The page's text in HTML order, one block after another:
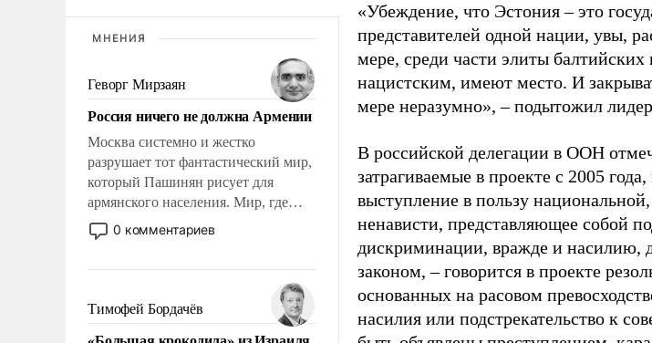
МНЕНИЯ
Геворг Мирзаян
Россия ничего не должна Армении
Москва системно и жестко
разрушает тот фантастический мир,
который Пашинян рисует для
армянского населения. Мир, где
этому населению все должны
просто по определению, где его
беспрекословно оплачиваться за
счет российских
налогоплательщиков, и где за свои
0 комментариев
Тимофей Бордачёв
«Убеждение, что Эстония–это
представителей одной нации, увы,
мере, среди части элиты балтийских
нацистским, имеют место. И
мере неразумно»,–подытожил
В российской делегации в ООН
затрагиваемые в проекте с 2005
выступление в пользу
ненависти, представляющее собой
дискриминации, вражде и насилию,
законом,–говорится в проекте
основанных на расовом
насилия или подстрекательство к